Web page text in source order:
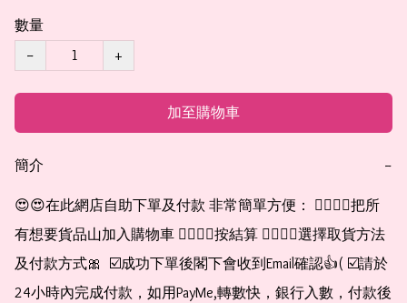
數量
−
+
加至購物車
簡介 −
😍😍在此網店自助下單及付款 非常簡單方便： 👉🏻👉🏻把所
有想要貨品山加入購物車 👉🏻👉🏻按結算 👉🏻👉🏻選擇取貨方法
及付款方式🎀  ☑️成功下單後閣下會收到Email確認👍( ☑️請於
24小時內完成付款，如用PayMe,轉數快，銀行入數，付款後